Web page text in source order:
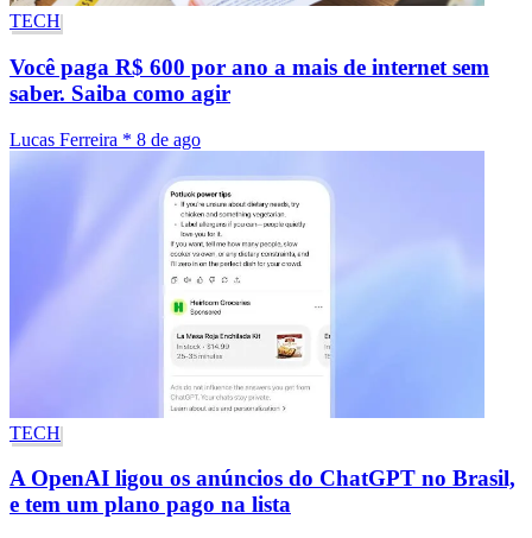
TECH
Você paga R$ 600 por ano a mais de internet sem
saber. Saiba como agir
Lucas Ferreira * 8 de ago
TECH
A OpenAI ligou os anúncios do ChatGPT no Brasil,
e tem um plano pago na lista